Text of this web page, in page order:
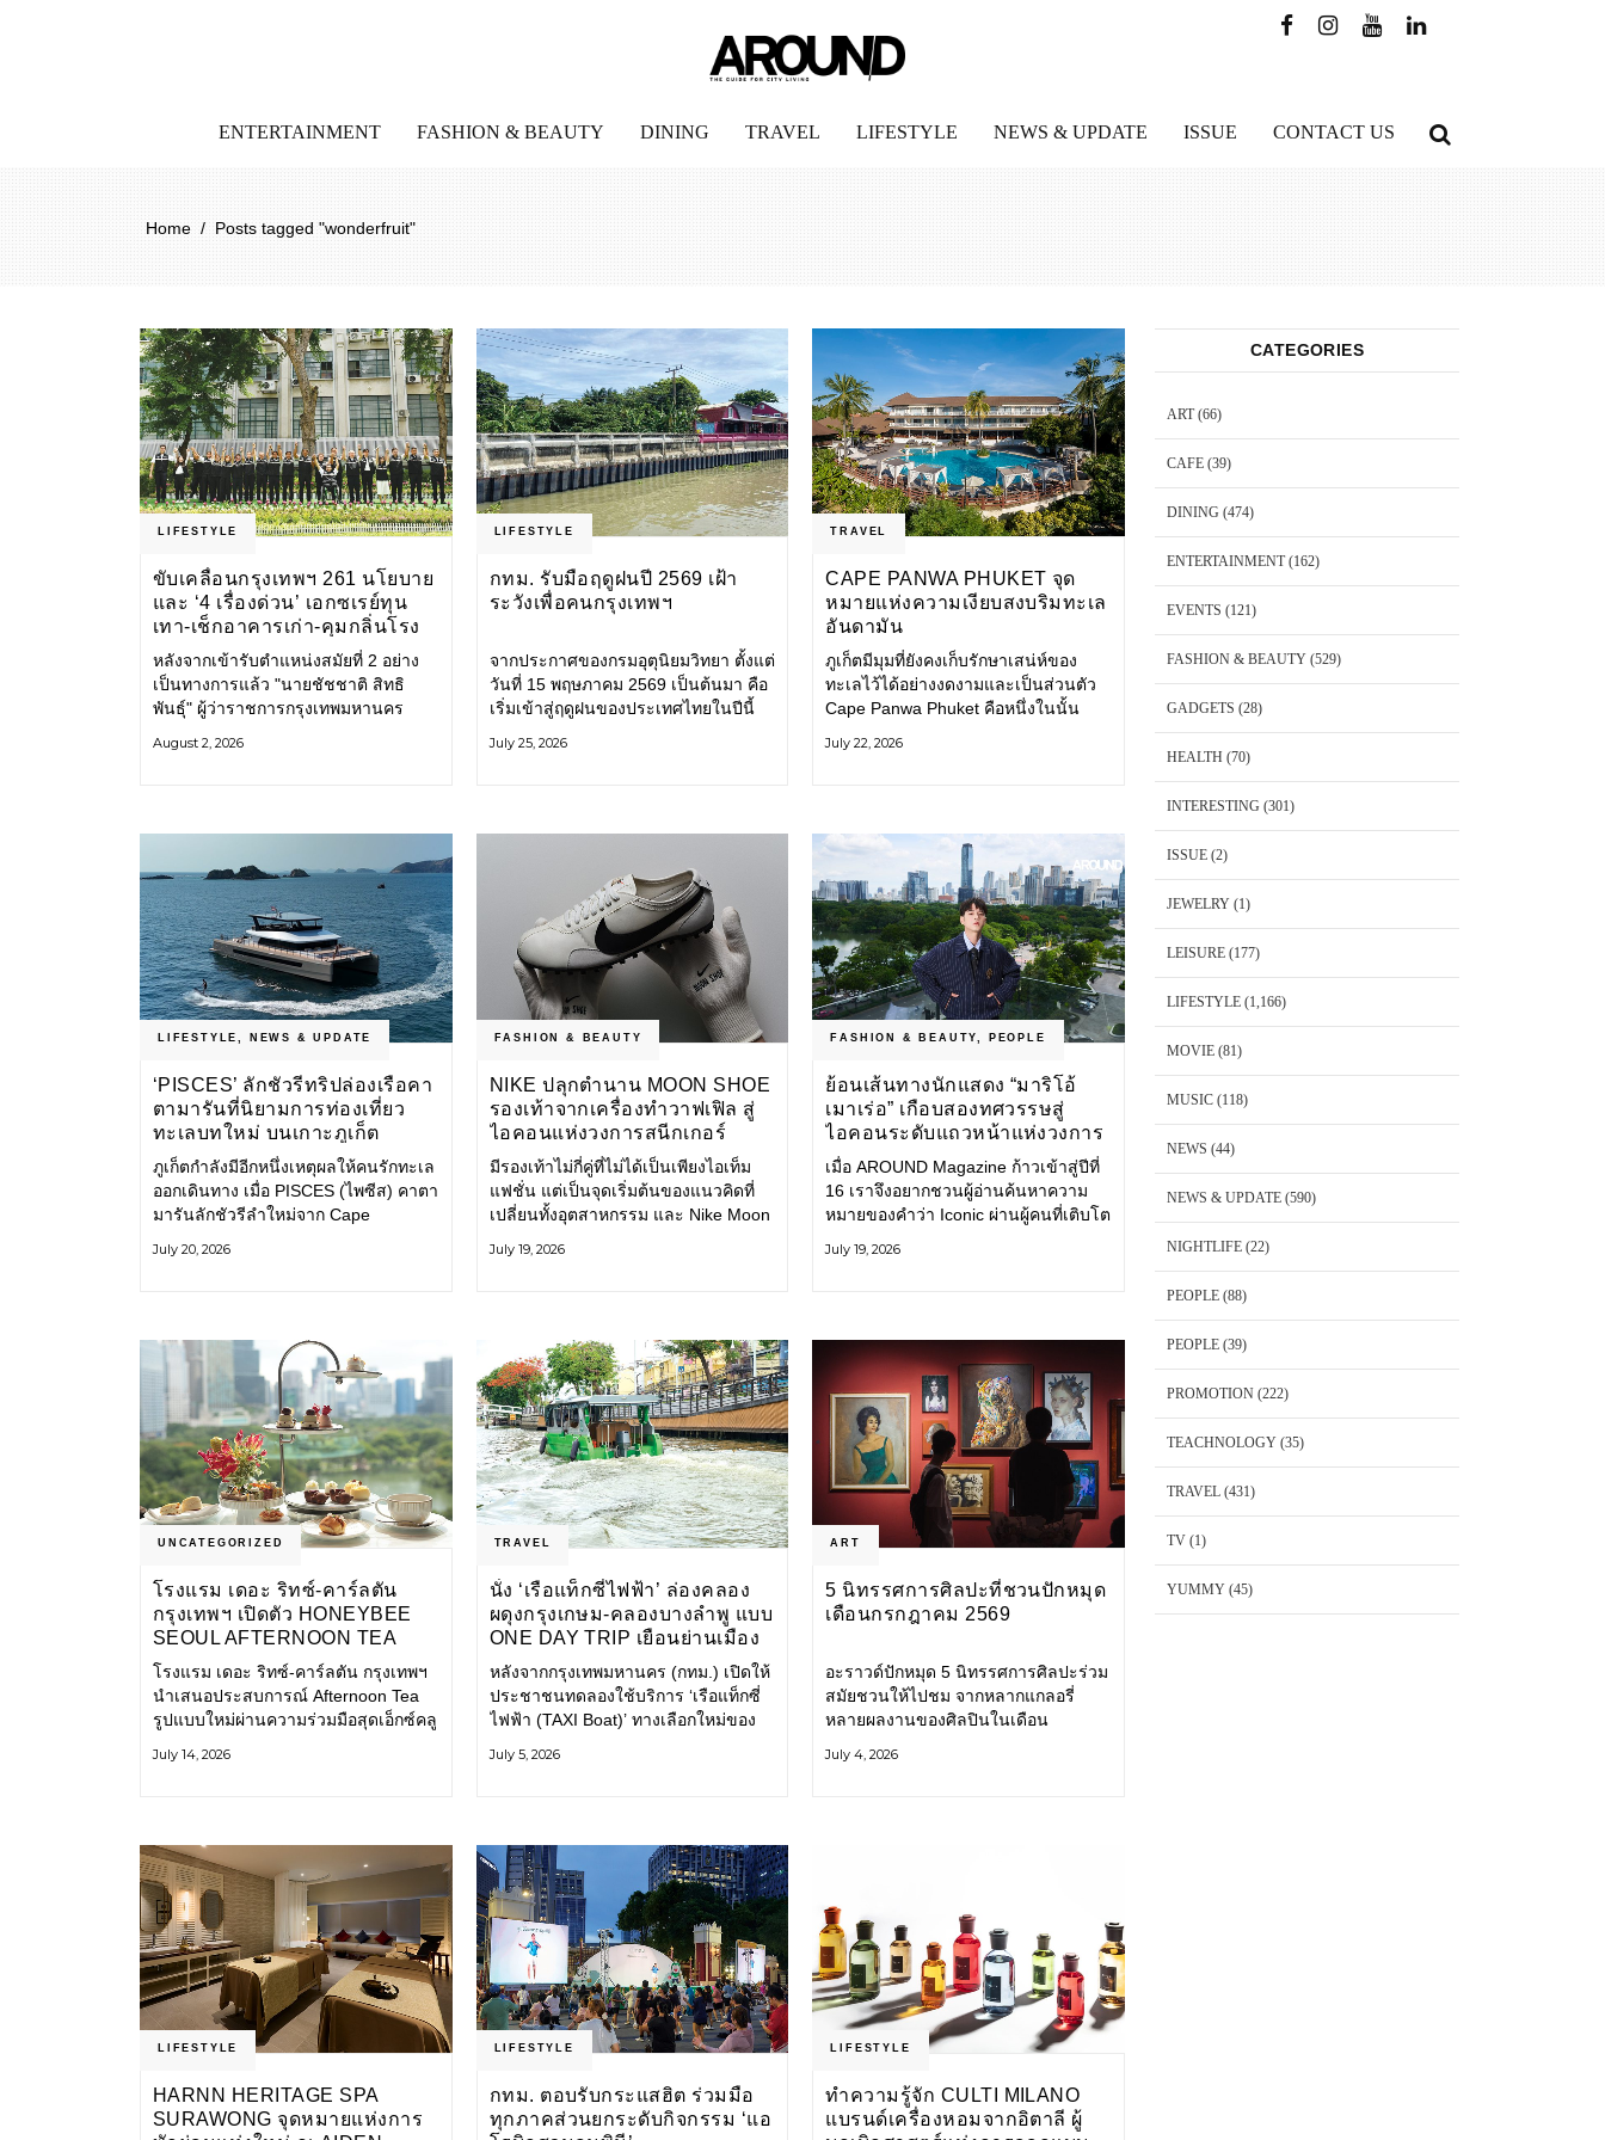
ENTERTAINMENT FASHION & BEAUTY DINING TRAVEL LIFESTYLE NEWS & UPDATE ISSUE CONTACT US
Home / Posts tagged "wonderfruit"
LIFESTYLE
ขับเคลื่อนกรุงเทพฯ 261 นโยบาย
และ ‘4 เรื่องด่วน’ เอกซเรย์ทุน
เทา-เช็กอาคารเก่า-คุมกลิ่นโรง
ขยะ-ขีดเส้นสอบทุจริต
หลังจากเข้ารับตำแหน่งสมัยที่ 2 อย่าง
เป็นทางการแล้ว "นายชัชชาติ สิทธิ
พันธุ์" ผู้ว่าราชการกรุงเทพมหานคร
แปลงนโยบายสู่แผนยุทธศาสตร์ จัด
August 2, 2026
LIFESTYLE
กทม. รับมือฤดูฝนปี 2569 เฝ้า
ระวังเพื่อคนกรุงเทพฯ
จากประกาศของกรมอุตุนิยมวิทยา ตั้งแต่
วันที่ 15 พฤษภาคม 2569 เป็นต้นมา คือ
เริ่มเข้าสู่ฤดูฝนของประเทศไทยในปีนี้
รับมือน้ำท่วม และเดินหน้าพัฒนา
July 25, 2026
TRAVEL
CAPE PANWA PHUKET จุด
หมายแห่งความเงียบสงบริมทะเล
อันดามัน
ภูเก็ตมีมุมที่ยังคงเก็บรักษาเสน่ห์ของ
ทะเลไว้ได้อย่างงดงามและเป็นส่วนตัว
Cape Panwa Phuket คือหนึ่งในนั้น
& Kantary Hotels ตั้งอยู่บนแหลมพันวา
July 22, 2026
LIFESTYLE NEWS & UPDATE
‘PISCES’ ลักชัวรีทริปล่องเรือคา
ตามารันที่นิยามการท่องเที่ยว
ทะเลบทใหม่ บนเกาะภูเก็ต
ภูเก็ตกำลังมีอีกหนึ่งเหตุผลให้คนรักทะเล
ออกเดินทาง เมื่อ PISCES (ไพซีส) คาตา
มารันลักชัวรีลำใหม่จาก Cape
ทะเลอันดามันและอ่าวพังงาในมุมที่ต่าง
เป็นส่วนหนึ่งของการเดินทาง ทั้งงาน
บริการ สิ่งอำนวยความสะดวก
July 20, 2026
FASHION & BEAUTY
NIKE ปลุกตำนาน MOON SHOE
รองเท้าจากเครื่องทำวาฟเฟิล สู่
ไอคอนแห่งวงการสนีกเกอร์
มีรองเท้าไม่กี่คู่ที่ไม่ได้เป็นเพียงไอเท็ม
แฟชั่น แต่เป็นจุดเริ่มต้นของแนวคิดที่
เปลี่ยนทั้งอุตสาหกรรม และ Nike Moon
ไอคอนที่ถือกำเนิดเมื่อกว่าครึ่งศตวรรษ
Nike
July 19, 2026
FASHION & BEAUTY PEOPLE
ย้อนเส้นทางนักแสดง “มาริโอ้
เมาเร่อ” เกือบสองทศวรรษสู่
ไอคอนระดับแถวหน้าแห่งวงการ
บันเทิงไทย
เมื่อ AROUND Magazine ก้าวเข้าสู่ปีที่
16 เราจึงอยากชวนผู้อ่านค้นหาความ
หมายของคำว่า Iconic ผ่านผู้คนที่เติบโต
ตนไว้อย่างมั่นคง หนึ่งในนั้นคือ มาริโอ้
July 19, 2026
UNCATEGORIZED
โรงแรม เดอะ ริทซ์-คาร์ลตัน
กรุงเทพฯ เปิดตัว HONEYBEE
SEOUL AFTERNOON TEA
COLLABORATION ณ คาเลโอ
(CALEŌ) ชวนสัมผัสเสน่ห์ของ
ขนมหวานร่วมสมัยจากกรุงโซล
โรงแรม เดอะ ริทซ์-คาร์ลตัน กรุงเทพฯ
นำเสนอประสบการณ์ Afternoon Tea
รูปแบบใหม่ผ่านความร่วมมือสุดเอ็กซ์คลู
หวานสไตล์ฝรั่งเศสร่วมสมัยชื่อดังจาก
July 14, 2026
TRAVEL
นั่ง ‘เรือแท็กซี่ไฟฟ้า’ ล่องคลอง
ผดุงกรุงเกษม-คลองบางลำพู แบบ
ONE DAY TRIP เยือนย่านเมือง
เก่า เที่ยววิถีสโลว์ไลฟ์แบบรักษ์
โลก
หลังจากกรุงเทพมหานคร (กทม.) เปิดให้
ประชาชนทดลองใช้บริการ ‘เรือแท็กซี่
ไฟฟ้า (TAXI Boat)’ ทางเลือกใหม่ของ
และเป็นมิตรกับสิ่งแวดล้อม ผ่าน
July 5, 2026
ART
5 นิทรรศการศิลปะที่ชวนปักหมุด
เดือนกรกฎาคม 2569
อะราวด์ปักหมุด 5 นิทรรศการศิลปะร่วม
สมัยชวนให้ไปชม จากหลากแกลอรี่
หลายผลงานของศิลปินในเดือน
วันนี้ – 16 สิงหาคม 2569 นิทรรศการ
July 4, 2026
LIFESTYLE
HARNN HERITAGE SPA
SURAWONG จุดหมายแห่งการ
LIFESTYLE
กทม. ตอบรับกระแสฮิต ร่วมมือ
ทุกภาคส่วนยกระดับกิจกรรม ‘แอ
LIFESTYLE
ทำความรู้จัก CULTI MILANO
แบรนด์เครื่องหอมจากอิตาลี ผู้
CATEGORIES
ART(66)
CAFE (39)
DINING (474)
ENTERTAINMENT(162)
EVENTS (121)
FASHION & BEAUTY (529)
GADGETS (28)
HEALTH (70)
INTERESTING (301)
ISSUE (2)
JEWELRY (1)
LEISURE (177)
LIFESTYLE (1,166)
MOVIE (81)
MUSIC (118)
NEWS (44)
NEWS & UPDATE (590)
NIGHTLIFE (22)
PEOPLE (88)
PEOPLE (39)
PROMOTION (222)
TEACHNOLOGY (35)
TRAVEL (431)
TV (1)
YUMMY (45)